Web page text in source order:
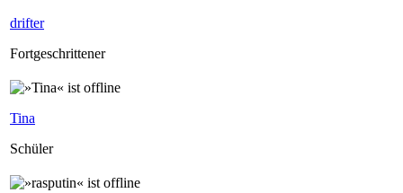
drifter
Fortgeschrittener
Tina
Schüler